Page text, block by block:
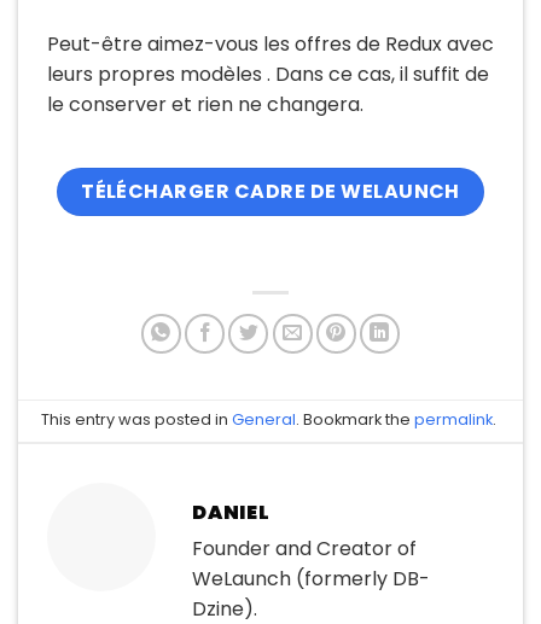
Peut-être aimez-vous les offres de Redux avec
leurs propres modèles . Dans ce cas, il suffit de
le conserver et rien ne changera.
TÉLÉCHARGER CADRE DE WELAUNCH
This entry was posted inGeneral. Bookmark thepermalink.
DANIEL
Founder and Creator of
WeLaunch (formerly DB-
Dzine).